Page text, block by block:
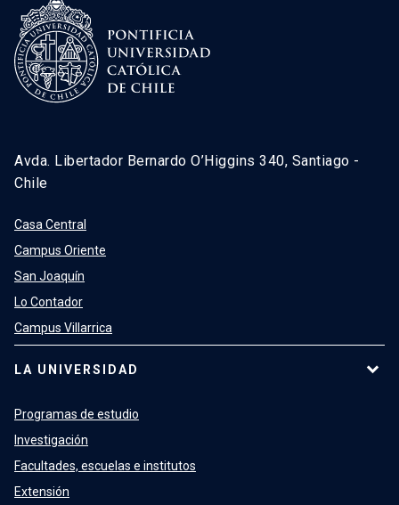
Avda. Libertador Bernardo O’Higgins 340, Santiago -
Chile
Casa Central
Campus Oriente
San Joaquín
Lo Contador
Campus Villarrica
LA UNIVERSIDAD
Programas de estudio
Investigación
Facultades, escuelas e institutos
Extensión